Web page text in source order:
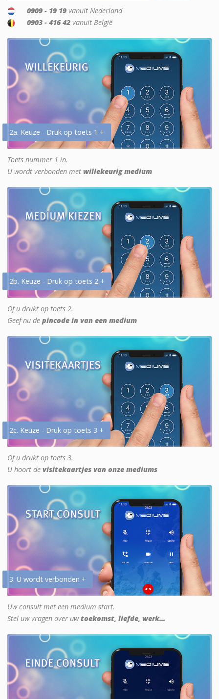
0909 - 19 19 vanuit Nederland
0903 - 416 42 vanuit België
2a. Keuze - Druk op toets 1 +
Toets nummer 1 in.
U wordt verbonden met willekeurig medium
2b. Keuze - Druk op toets 2 +
Of u drukt op toets 2.
Geef nu de pincode in van een medium
2c. Keuze - Druk op toets 3 +
Of u drukt op toets 3.
U hoort de visitekaartjes van onze mediums
3. U wordt verbonden +
Uw consult met een medium start.
Stel uw vragen over uwtoekomst, liefde, werk...